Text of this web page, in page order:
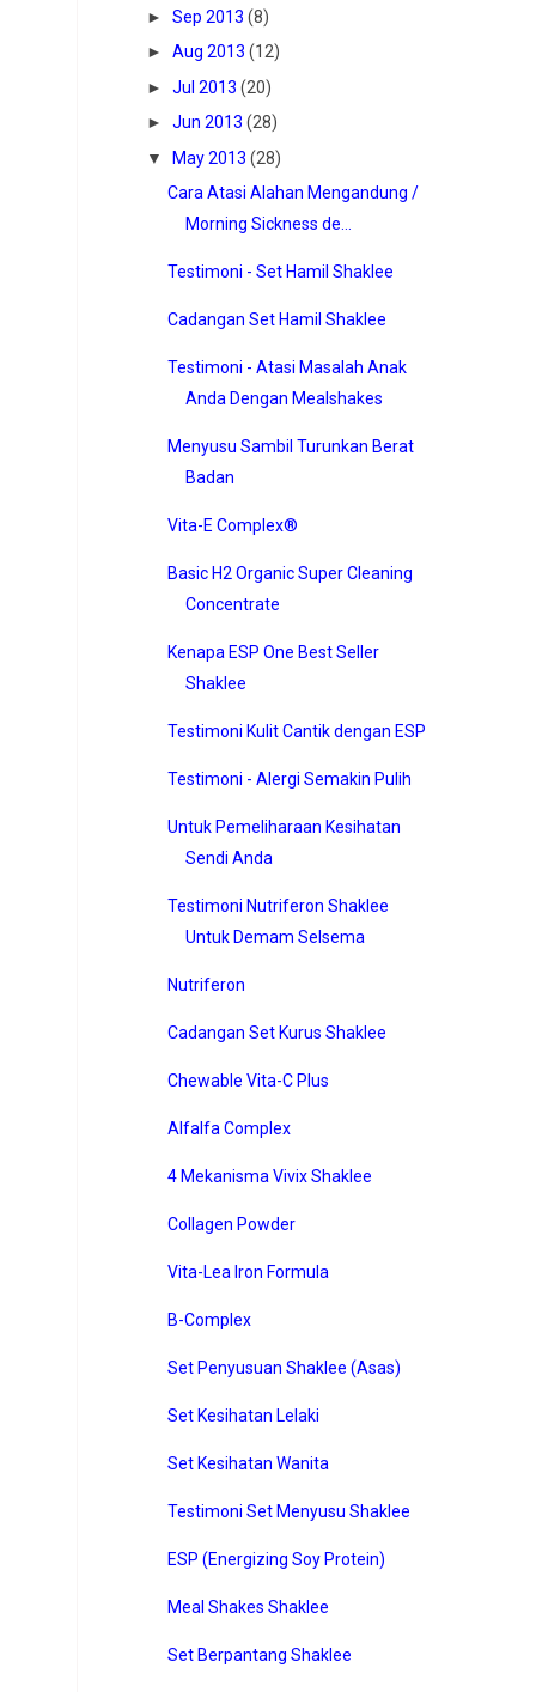
► Sep 2013 (8)
► Aug 2013 (12)
► Jul 2013 (20)
► Jun 2013 (28)
▼
May 2013 (28)
Cara Atasi Alahan Mengandung /
Morning Sickness de...
Testimoni - Set Hamil Shaklee
Cadangan Set Hamil Shaklee
Testimoni - Atasi Masalah Anak
Anda Dengan Mealshakes
Menyusu Sambil Turunkan Berat
Badan
Vita-E Complex®
Basic H2 Organic Super Cleaning
Concentrate
Kenapa ESP One Best Seller
Shaklee
Testimoni Kulit Cantik dengan ESP
Testimoni - Alergi Semakin Pulih
Untuk Pemeliharaan Kesihatan
Sendi Anda
Testimoni Nutriferon Shaklee
Untuk Demam Selsema
Nutriferon
Cadangan Set Kurus Shaklee
Chewable Vita-C Plus
Alfalfa Complex
4 Mekanisma Vivix Shaklee
Collagen Powder
Vita-Lea Iron Formula
B-Complex
Set Penyusuan Shaklee (Asas)
Set Kesihatan Lelaki
Set Kesihatan Wanita
Testimoni Set Menyusu Shaklee
ESP (Energizing Soy Protein)
Meal Shakes Shaklee
Set Berpantang Shaklee